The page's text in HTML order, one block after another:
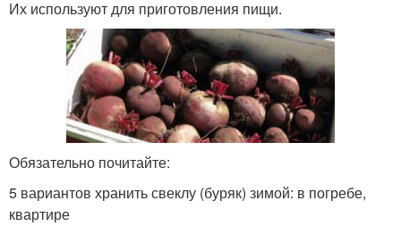
Их используют для приготовления пищи.
Обязательно почитайте:
5 вариантов хранить свеклу (буряк) зимой: в погребе,
квартире